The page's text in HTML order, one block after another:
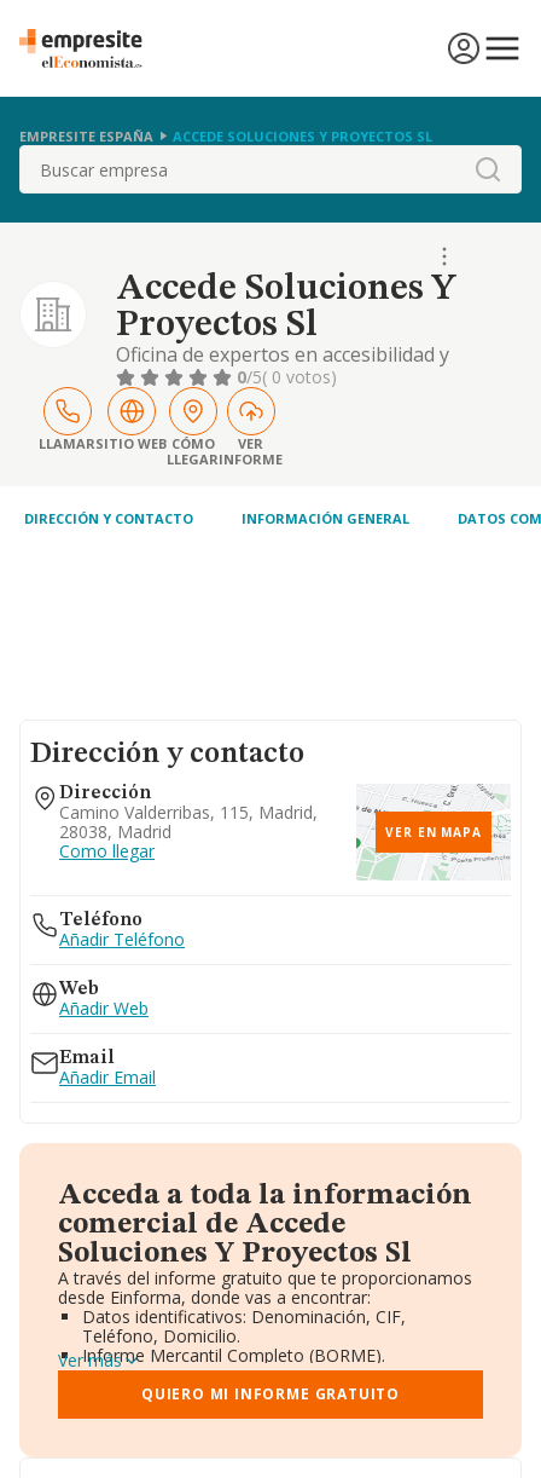
EMPRESITE ESPAÑA ACCEDE SOLUCIONES Y PROYECTOS SL
Buscar
Accede Soluciones Y
Proyectos Sl
Oficina de expertos en accesibilidad y
tecnologias de apoyo (ayudas tecnicas)
donde se desarrollaran actividades de
informacion, asesoramiento, formacion de
i+ d+ i, con antencion a: personas con
discapacidad, familiares y cuidadores,
0/5( 0 votos)
LLAMARSITIO WEB CÓMO
LLEGAR
VER
INFORME
DIRECCIÓN Y CONTACTO INFORMACIÓN GENERAL DATOS
Dirección y contacto
Dirección
Camino Valderribas, 115, Madrid,
28038, Madrid
Como llegar
VER EN MAPA
Teléfono
Añadir Teléfono
Web
Añadir Web
Email
Añadir Email
Acceda a toda la información
comercial de Accede
Soluciones Y Proyectos Sl
A través del informe gratuito que te proporcionamos
desde Einforma, donde vas a encontrar:
Datos identificativos: Denominación, CIF,
Teléfono, Domicilio.
Informe Mercantil Completo (BORME).
Gráficos de Evolución Ventas y Empleados.
Consejo de Administración y Administradores.
Directivos y Ejecutivos.
Ver más
QUIERO MI INFORME GRATUITO